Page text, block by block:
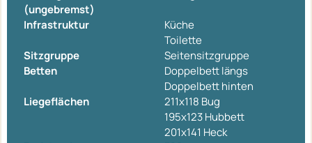
(ungebremst)
Infrastruktur
Küche
Toilette
Sitzgruppe
Seitensitzgruppe
Betten
Doppelbett längs
Doppelbett hinten
Liegeflächen
211x118 Bug
195x123 Hubbett
201x141 Heck